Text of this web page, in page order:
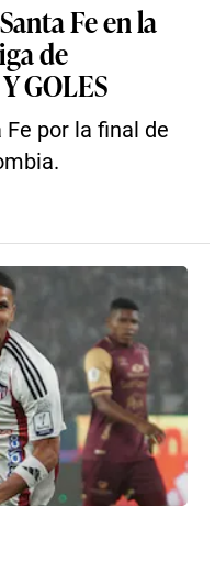
Fe en la
de
GOLES
por la final de